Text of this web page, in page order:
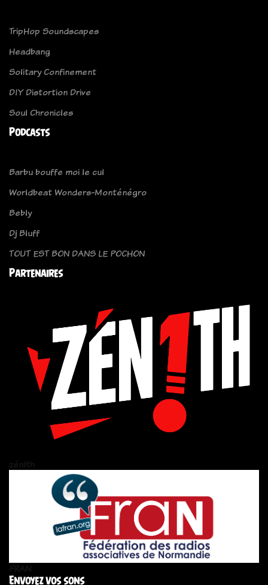
TripHop Soundscapes
Headbang
Solitary Confinement
DIY Distortion Drive
Soul Chronicles
Podcasts
Barbu bouffe moi le cul
Worldbeat Wonders-Monténégro
Bebly
Dj Bluff
TOUT EST BON DANS LE POCHON
Partenaires
Envoyez vos sons